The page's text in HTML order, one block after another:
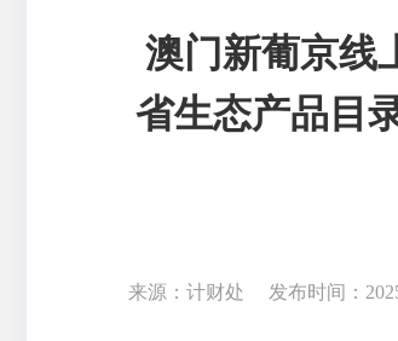
澳门新葡京线
省生态产品目
来源：计财处 发布时间：